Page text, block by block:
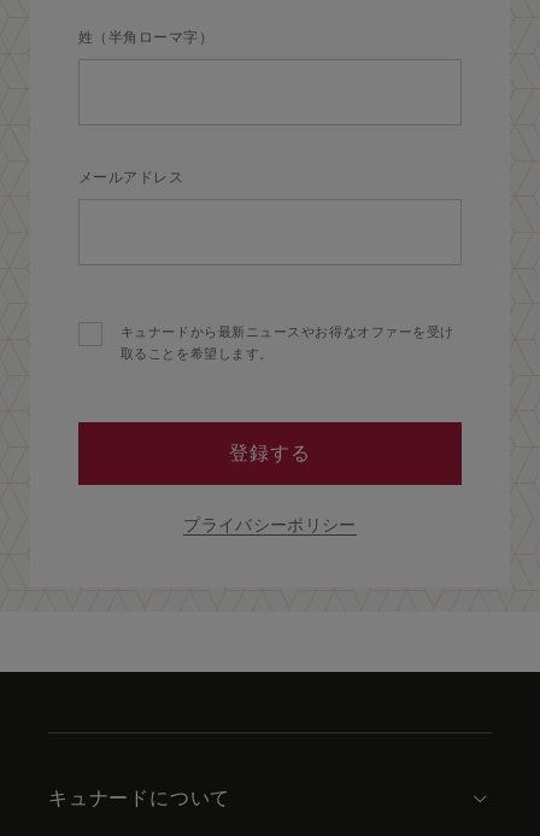
姓（半角ローマ字）
メールアドレス
キュナードから最新ニュースやお得なオファーを受け
取ることを希望します。
登録する
プライバシーポリシー
キュナードについて